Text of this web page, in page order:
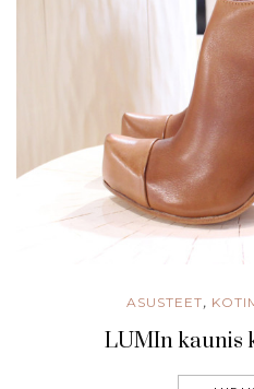
ASUSTEET,
LUMIn kaunis